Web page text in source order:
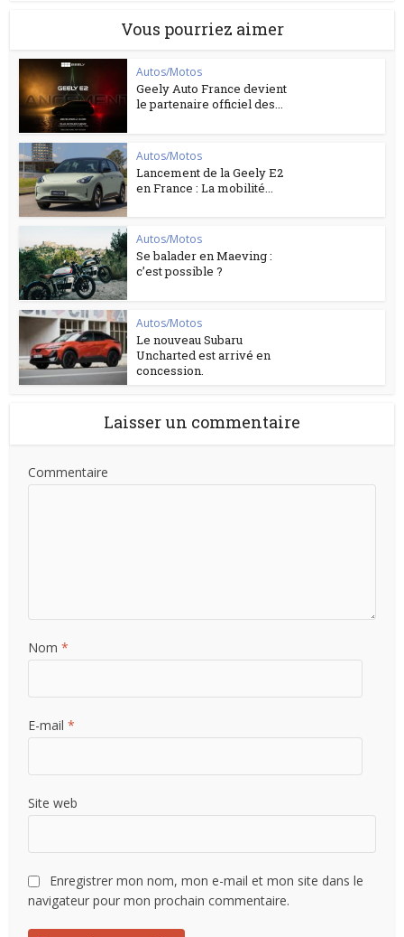
Vous pourriez aimer
Autos/Motos
Geely Auto France devient
le partenaire officiel des...
Autos/Motos
Lancement de la Geely E2
en France : La mobilité...
Autos/Motos
Se balader en Maeving :
c’est possible ?
Autos/Motos
Le nouveau Subaru
Uncharted est arrivé en
concession.
Laisser un commentaire
Commentaire
Nom*
E-mail*
Site web
Enregistrer mon nom, mon e-mail et mon site dans le
navigateur pour mon prochain commentaire.